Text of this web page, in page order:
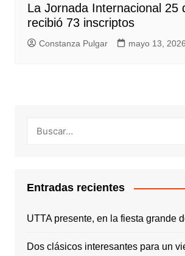
La Jornada Internacional 25
recibió 73 inscriptos
Constanza Pulgar mayo 13, 2026
Entradas recientes
UTTA presente, en la fiesta grande
Dos clásicos interesantes para un